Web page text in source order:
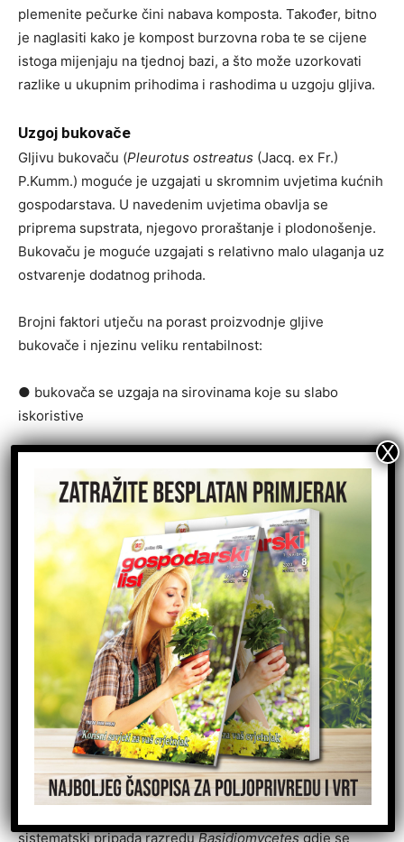
plemenite pečurke čini nabava komposta. Također, bitno
je naglasiti kako je kompost burzovna roba te se cijene
istoga mijenjaju na tjednoj bazi, a što može uzorkovati
razlike u ukupnim prihodima i rashodima u uzgoju gljiva.
Uzgoj bukovače
Gljivu bukovaču (Pleurotus ostreatus (Jacq. ex Fr.)
P.Kumm.) moguće je uzgajati u skromnim uvjetima kućnih
gospodarstava. U navedenim uvjetima obavlja se
priprema supstrata, njegovo proraštanje i plodonošenje.
Bukovaču je moguće uzgajati s relativno malo ulaganja uz
ostvarenje dodatnog prihoda.
Brojni faktori utječu na porast proizvodnje gljive
bukovače i njezinu veliku rentabilnost:
● bukovača se uzgaja na sirovinama koje su slabo
iskoristive
● kratki ciklusi uzgoja
● iznimno dobra hranidbena vrijednost, dok njezina
ljekovita svojstva još nisu dovoljno poznata
● kilogram svježe bukovače I. klase na malo postiže
cijenu od oko 25 kuna, a na veliko oko 15 kuna
Kao i vrsta plemenita pečurka, gljiva bukovača prema
načinu ishrane pripada saprotrofnim gljivama, tj. raste i
razvija se na mrtvoj oganskoj tvari. Većinu uzgajanih
gljiva (saprotrofa) možemo podijeliti prema tome da li
žive na ferementiranoj podlozi (plemenita pečurka) ili
sistematski pripada razreduBasidiomycetesgdje se